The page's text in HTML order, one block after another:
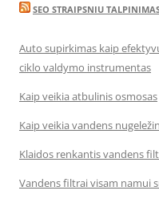
SEO STRAIPSNIU
Auto supirkimas kaip
ciklo valdymo instrumentas
Kaip veikia atbulinis osmosas
Kaip veikia vandens
Klaidos renkantis vandens
Vandens filtrai visam namui